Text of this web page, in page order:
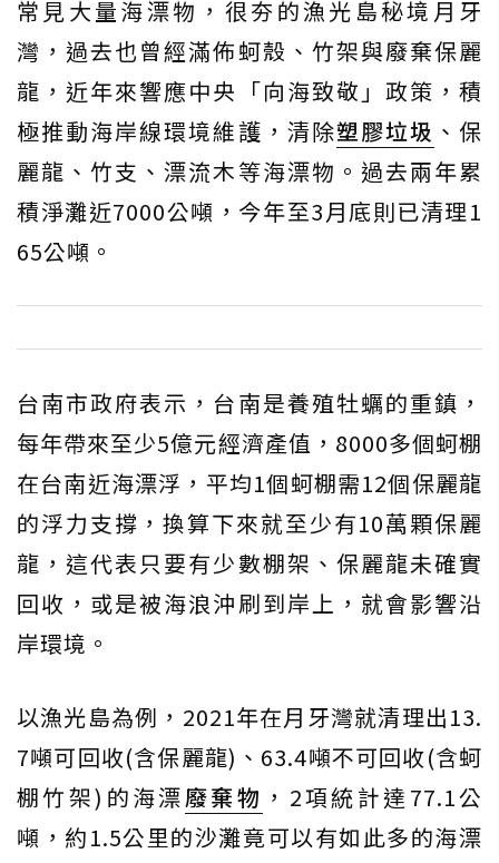
常見大量海漂物，很夯的漁光島秘境月牙
灣，過去也曾經滿佈蚵殼、竹架與廢棄保麗
龍，近年來響應中央「向海致敬」政策，積
極推動海岸線環境維護，清除塑膠垃圾 、保
麗龍、竹支、漂流木等海漂物。過去兩年累
積淨灘近7000公噸，今年至3月底則已清理1
65公噸。
台南市政府表示，台南是養殖牡蠣的重鎮，
每年帶來至少5億元經濟產值，8000多個蚵棚
在台南近海漂浮，平均1個蚵棚需12個保麗龍
的浮力支撐，換算下來就至少有10萬顆保麗
龍，這代表只要有少數棚架、保麗龍未確實
回收，或是被海浪沖刷到岸上，就會影響沿
岸環境。
以漁光島為例，2021年在月牙灣就清理出13.
7噸可回收(含保麗龍)、63.4噸不可回收(含蚵
棚竹架)的海漂廢棄物 ，2項統計達77.1公
噸，約1.5公里的沙灘竟可以有如此多的海漂